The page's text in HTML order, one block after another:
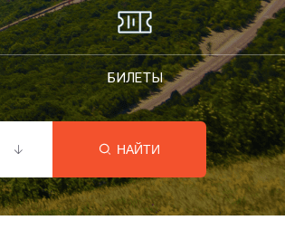
БИЛЕТЫ
НАЙТИ